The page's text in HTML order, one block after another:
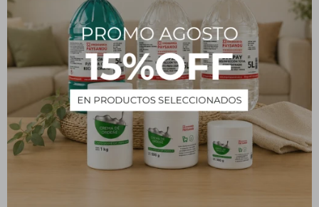
Descripción
Bioetanol